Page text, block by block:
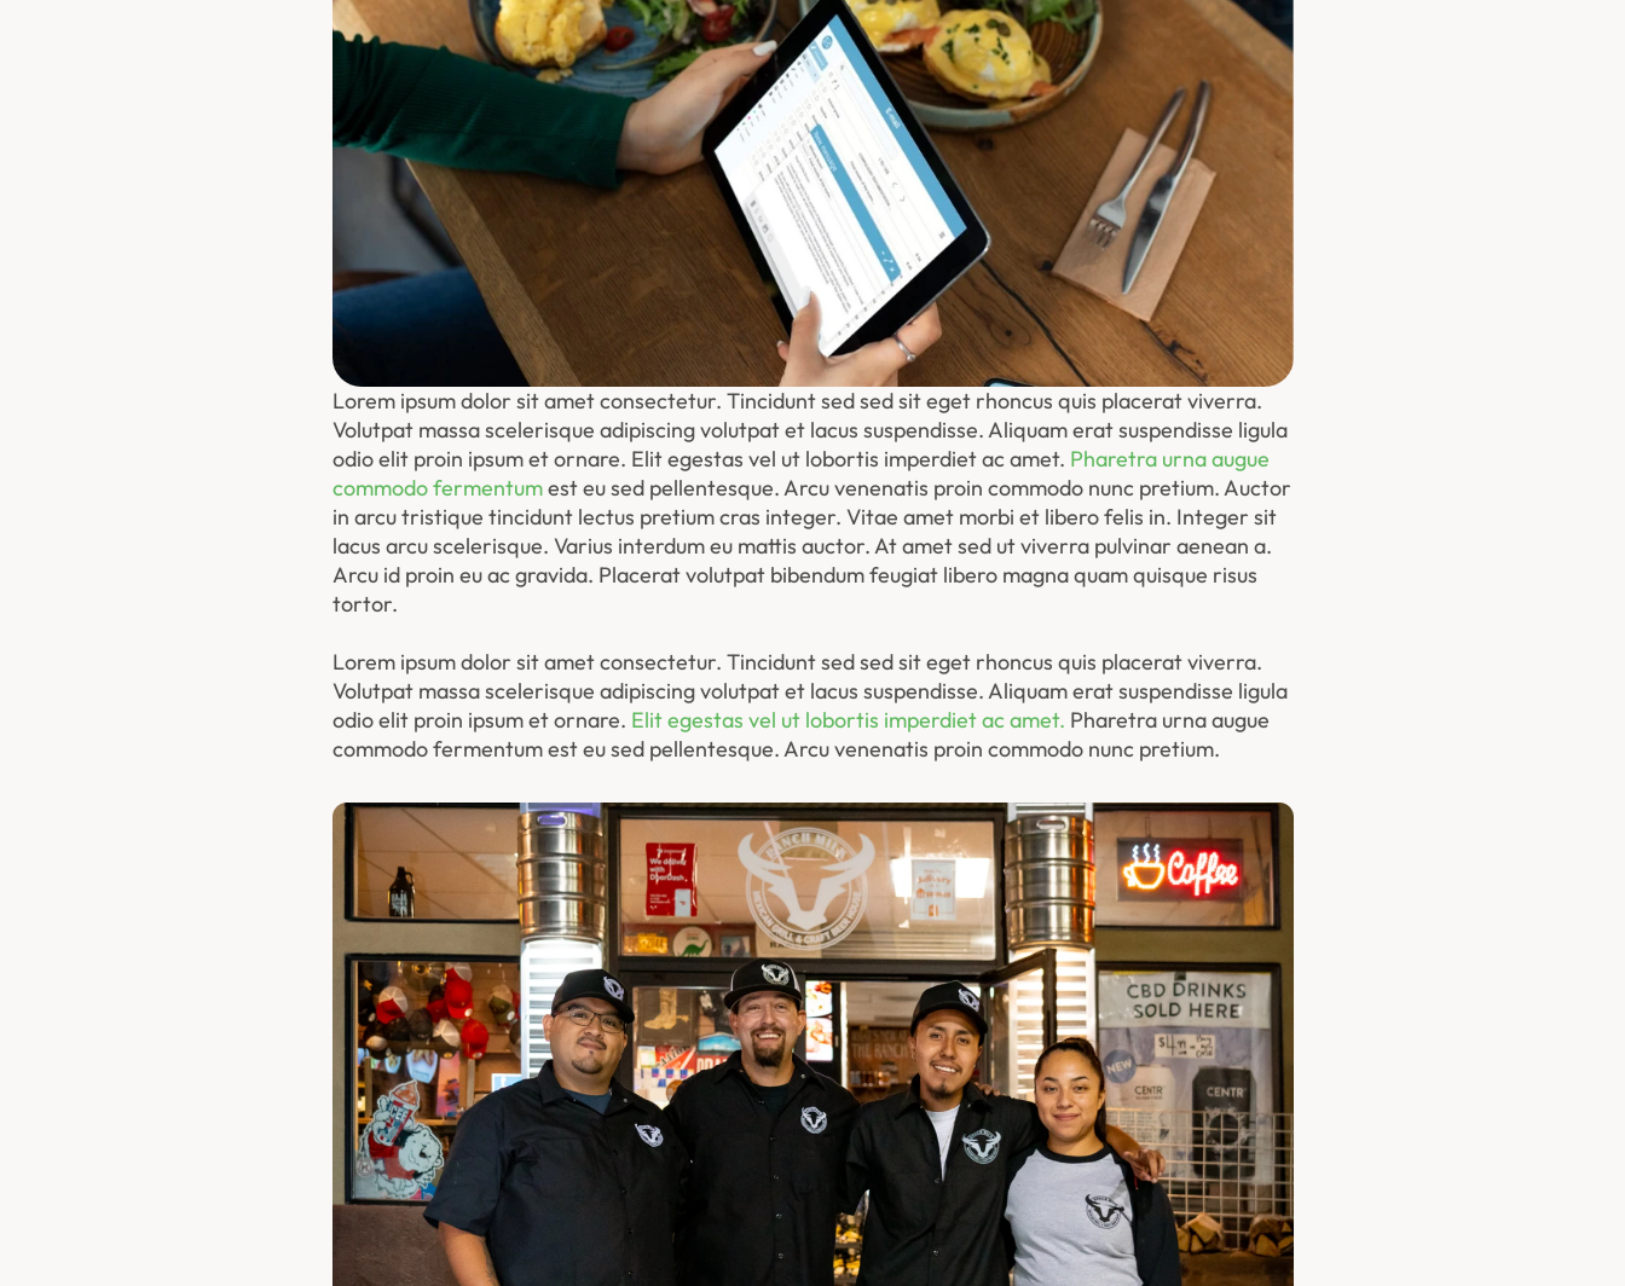
Lorem ipsum dolor sit amet consectetur. Tincidunt sed sed sit eget rhoncus quis placerat viverra.
Volutpat massa scelerisque adipiscing volutpat et lacus suspendisse. Aliquam erat suspendisse ligula
odio elit proin ipsum et ornare. Elit egestas vel ut lobortis imperdiet ac amet. Pharetra urna augue
commodo fermentum est eu sed pellentesque. Arcu venenatis proin commodo nunc pretium. Auctor
in arcu tristique tincidunt lectus pretium cras integer. Vitae amet morbi et libero felis in. Integer sit
lacus arcu scelerisque. Varius interdum eu mattis auctor. At amet sed ut viverra pulvinar aenean a.
Arcu id proin eu ac gravida. Placerat volutpat bibendum feugiat libero magna quam quisque risus
tortor.
Lorem ipsum dolor sit amet consectetur. Tincidunt sed sed sit eget rhoncus quis placerat viverra.
Volutpat massa scelerisque adipiscing volutpat et lacus suspendisse. Aliquam erat suspendisse ligula
odio elit proin ipsum et ornare. Elit egestas vel ut lobortis imperdiet ac amet. Pharetra urna augue
commodo fermentum est eu sed pellentesque. Arcu venenatis proin commodo nunc pretium.